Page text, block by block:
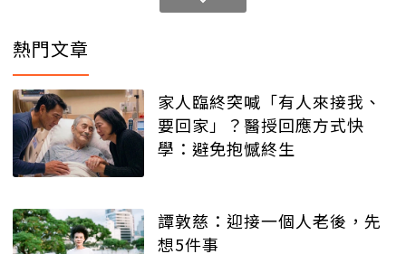
熱門文章
家人臨終突喊「有人來接我、
要回家」？醫授回應方式快
學：避免抱憾終生
譚敦慈：迎接一個人老後，先
想5件事